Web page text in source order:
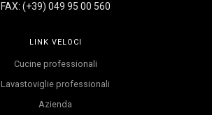
FAX: (+39) 049 95 00 560
LINK VELOCI
Cucine professionali
Lavastoviglie professionali
Azienda